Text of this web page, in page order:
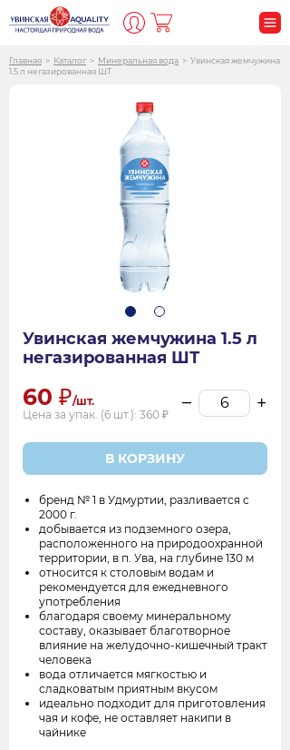
Главная > Каталог > Минеральная вода > Увинская жемчужина
1.5 л негазированная ШТ
Увинская жемчужина 1.5 л
негазированная ШТ
60
/шт.
Цена за упак. (6 шт.): 360
– +
В КОРЗИНУ
бренд № 1 в Удмуртии, разливается с
2000 г.
добывается из подземного озера,
расположенного на природоохранной
территории, в п. Ува, на глубине 130 м
относится к столовым водам и
рекомендуется для ежедневного
употребления
благодаря своему минеральному
составу, оказывает благотворное
влияние на желудочно-кишечный тракт
человека
вода отличается мягкостью и
сладковатым приятным вкусом
идеально подходит для приготовления
чая и кофе, не оставляет накипи в
чайнике